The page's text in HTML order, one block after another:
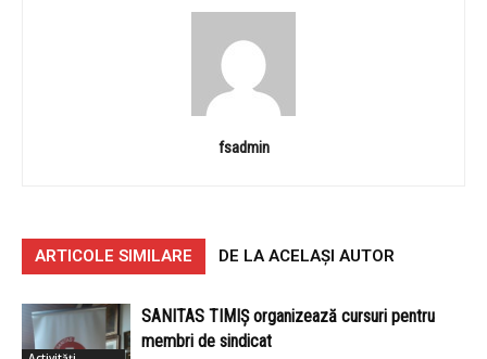
fsadmin
ARTICOLE SIMILARE DE LA ACELAȘI AUTOR
SANITAS TIMIȘ organizează cursuri pentru
membri de sindicat